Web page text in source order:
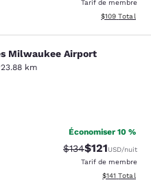
Tarif de membre
Afficher les
$109 Total
Airport
Milwaukee Airport
23.88 km
2591 commentaires
Économiser 10 %
Tarif barré :
$134Tarif réduit :
$121USD/nuit
Tarif de membre
Afficher les
$141 Total